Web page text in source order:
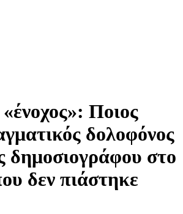
Ποιος
δολοφόνος
δημοσιογράφου στο
δεν πιάστηκε